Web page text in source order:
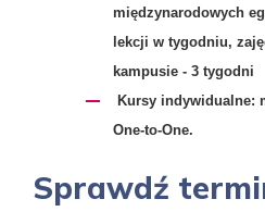
międzynarodowych
lekcji w tygodniu,
kampusie - 3 tygodni
Kursy indywidualne:
One-to-One.
Sprawdź